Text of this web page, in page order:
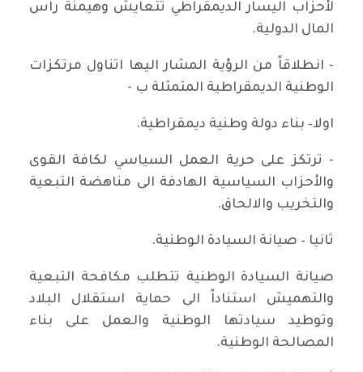
لأحزاب اليسار الديمقراطي تتعايش وهيمنة راس
المال الدولية.
- انطلاقاً من الرؤية المشار اليها اتناول مرتكزات
الوطنية الديمقراطية المتمثلة ب -
اولا– بناء دولة وطنية ديمقراطية.
- ترتكز على حرية العمل السياسي لكافة القوى
والأحزاب السياسية الهادفة الى مناهضة التبعية
والتخريب والالحاق.
ثانيا – صيانة السيادة الوطنية.
صيانة السيادة الوطنية تتطلب مكافحة التبعية
والتهميش استناداً الى حماية استقلال البلاد
وتوطيد سيادتها الوطنية والعمل على بناء
المصالحة الوطنية.